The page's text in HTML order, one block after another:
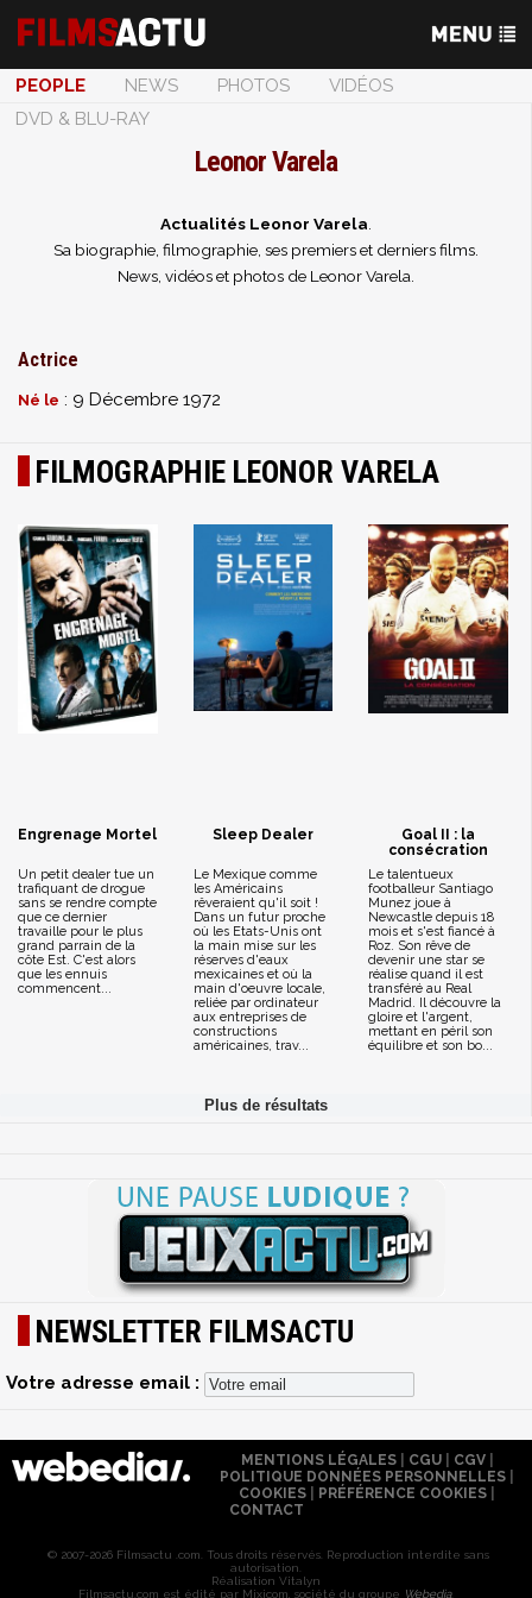
PEOPLE NEWS PHOTOS
VIDÉOS
DVD & BLU-RAY
Leonor Varela
Actualités Leonor Varela
Sa biographie, filmographie, ses premiers et derniers films.
News, vidéos et photos de Leonor Varela.
Actrice
Né le : 9 Décembre 1972
FILMOGRAPHIE LEONOR VARELA
Engrenage Mortel
Un petit dealer tue un
trafiquant de drogue
sans se rendre compte
que ce dernier
travaille pour le plus
grand parrain de la
côte Est. C'est alors
que les ennuis
commencent...
Sleep Dealer
Le Mexique comme
les Américains
rêveraient qu'il soit !
Dans un futur proche
où les Etats-Unis ont
la main mise sur les
réserves d'eaux
mexicaines et où la
main d'oeuvre locale,
reliée par ordinateur
aux entreprises de
constructions
américaines, trav...
Goal II : la
consécration
Le talentueux
footballeur Santiago
Munez joue à
Newcastle depuis 18
mois et s'est fiancé à
Roz. Son rêve de
devenir une star se
réalise quand il est
transféré au Real
Madrid. Il découvre la
gloire et l'argent,
mettant en péril son
équilibre et son bo...
NEWSLETTER FILMSACTU
Votre adresse email :
MENTIONS LÉGALES| CGU| CGV|
POLITIQUE DONNÉES PERSONNELLES
COOKIES
PRÉFÉRENCE COOKIES
CONTACT
© 2007-2026 Filmsactu .com. Tous droits réservés. Reproduction interdite sans
autorisation.
Réalisation Vitalyn
Filmsactu .com est édité par Mixicom, société du groupe Webedia.